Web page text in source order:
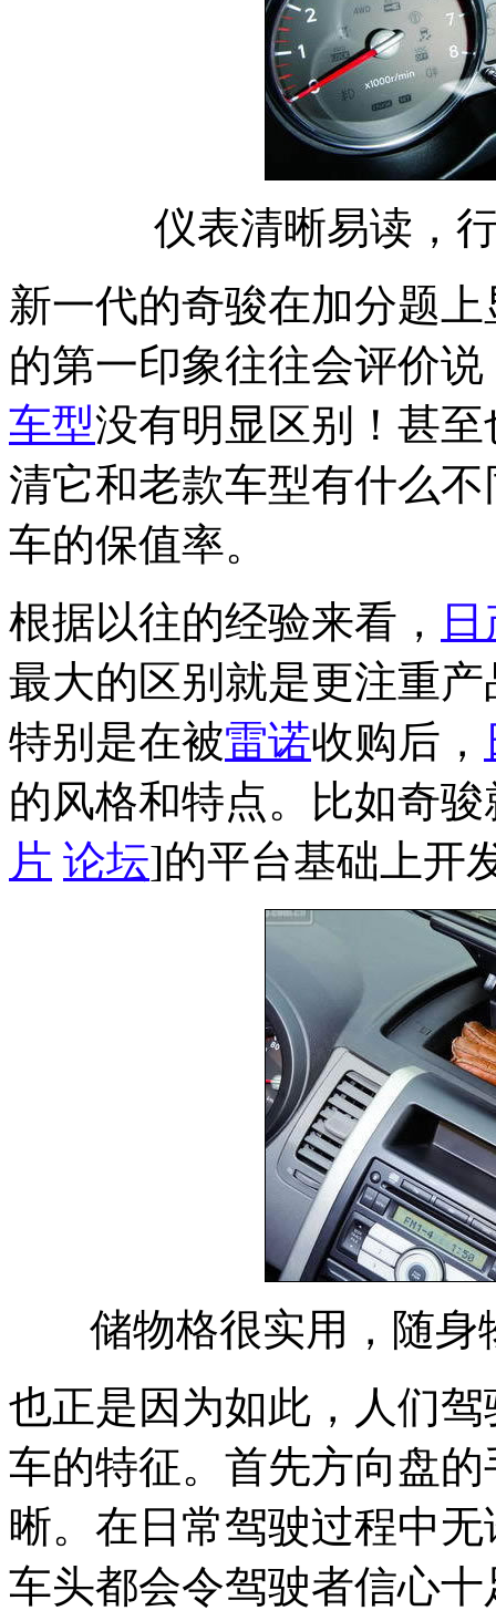
仪表清晰易读，
新一代的奇骏在加分题
的第一印象往往会评价
车型没有明显区别！甚
清它和老款车型有什么
车的保值率。
根据以往的经验来看，
最大的区别就是更注重
特别是在被雷诺收购后，
的风格和特点。比如奇骏
片 论坛]的平台基础上开
储物格很实用，随
也正是因为如此，人们
车的特征。首先方向盘
晰。在日常驾驶过程中
车头都会令驾驶者信心